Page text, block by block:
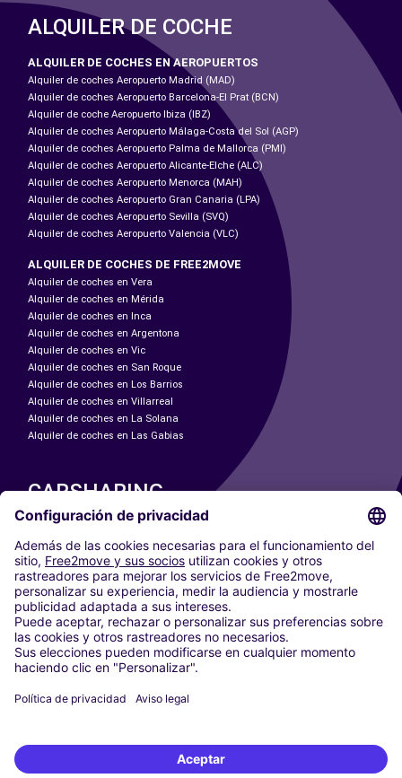
ALQUILER DE COCHE
ALQUILER DE COCHES EN AEROPUERTOS
Alquiler de coches Aeropuerto Madrid (MAD)
Alquiler de coches Aeropuerto Barcelona-El Prat (BCN)
Alquiler de coche Aeropuerto Ibiza (IBZ)
Alquiler de coches Aeropuerto Málaga-Costa del Sol (AGP)
Alquiler de coches Aeropuerto Palma de Mallorca (PMI)
Alquiler de coches Aeropuerto Alicante-Elche (ALC)
Alquiler de coches Aeropuerto Menorca (MAH)
Alquiler de coches Aeropuerto Gran Canaria (LPA)
Alquiler de coches Aeropuerto Sevilla (SVQ)
Alquiler de coches Aeropuerto Valencia (VLC)
ALQUILER DE COCHES DE FREE2MOVE
Alquiler de coches en Vera
Alquiler de coches en Mérida
Alquiler de coches en Inca
Alquiler de coches en Argentona
Alquiler de coches en Vic
Alquiler de coches en San Roque
Alquiler de coches en Los Barrios
Alquiler de coches en Villarreal
Alquiler de coches en La Solana
Alquiler de coches en Las Gabias
CARSHARING
NUESTRAS CIUDADES
Paris
Madrid
Washington DC
Milán
Roma
Turín
Viena
Berlín
Düsseldorf